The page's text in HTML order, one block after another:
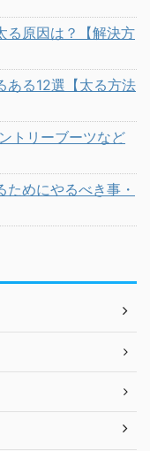
る原因は？【解決方
ある12選【太る方法
トリーブーツなど
めにやるべき事・